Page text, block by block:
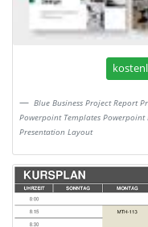
Blue Business Project Report
Powerpoint Templates Powerpoint
Presentation Layout